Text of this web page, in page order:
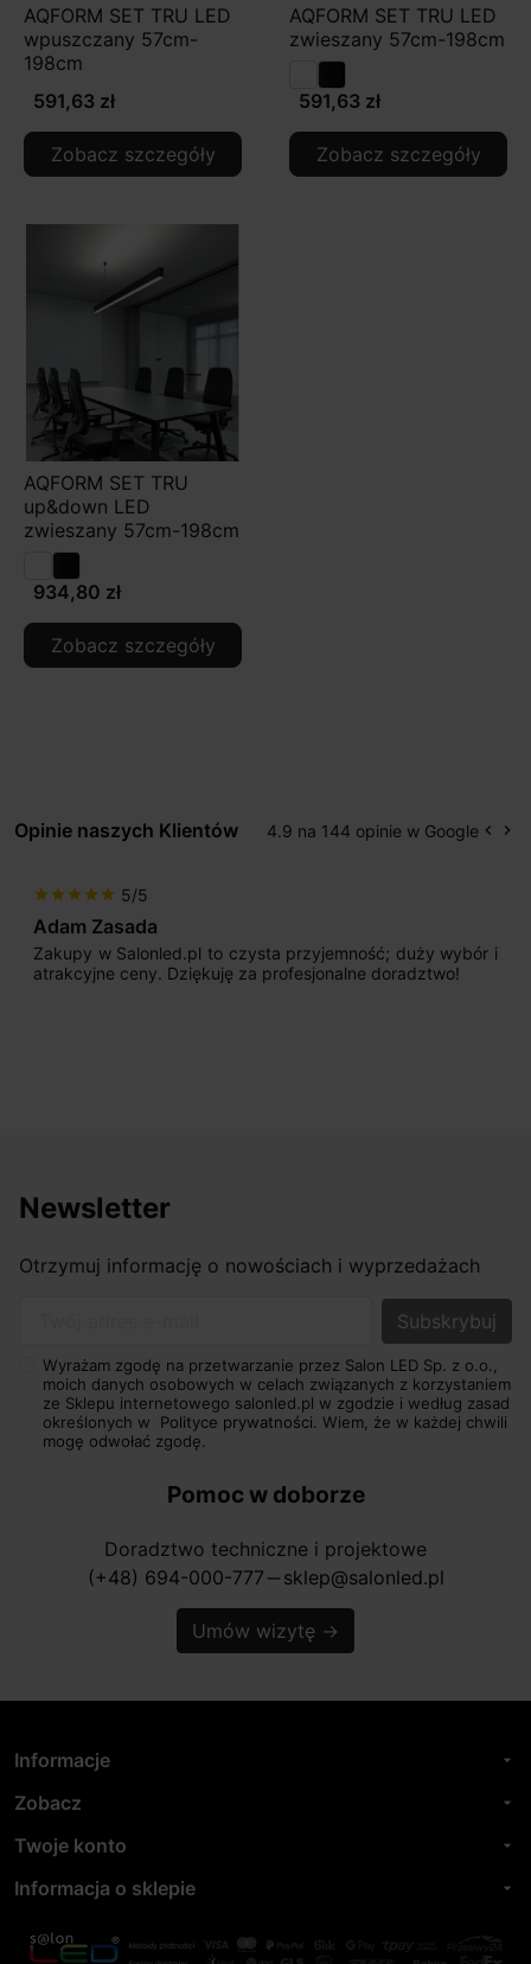
AQFORM SET TRU LED
wpuszczany 57cm-
198cm
591,63 zł
Zobacz szczegóły
AQFORM SET TRU LED
zwieszany 57cm-198cm
591,63 zł
Zobacz szczegóły
AQFORM SET TRU
up&down LED
zwieszany 57cm-198cm
934,80 zł
Zobacz szczegóły
Opinie naszych Klientów 4.9 na 144 opinie w Google keyboard_arrow_left keyboard_arrow_right
star star star star star 5/5
Adam Zasada
Zakupy w Salonled.pl to czysta przyjemność; duży wybór i
atrakcyjne ceny. Dziękuję za profesjonalne doradztwo!
Newsletter
Otrzymuj informację o nowościach i wyprzedażach
Wyrażam zgodę na przetwarzanie przez Salon LED Sp. z o.o.,
moich danych osobowych w celach związanych z korzystaniem
ze Sklepu internetowego salonled.pl w zgodzie i według zasad
określonych w Polityce prywatności. Wiem, że w każdej chwili
mogę odwołać zgodę.
Pomoc w doborze
Doradztwo techniczne i projektowe
(+48) 694-000-777 horizontal_rule sklep@salonled.pl
Umów wizytę →
Informacje arrow_drop_down
Zobacz arrow_drop_down
Twoje konto arrow_drop_down
Informacja o sklepie arrow_drop_down